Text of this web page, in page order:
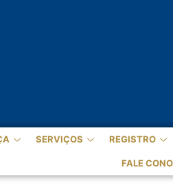
SERVIÇOS REGISTRO
FALE